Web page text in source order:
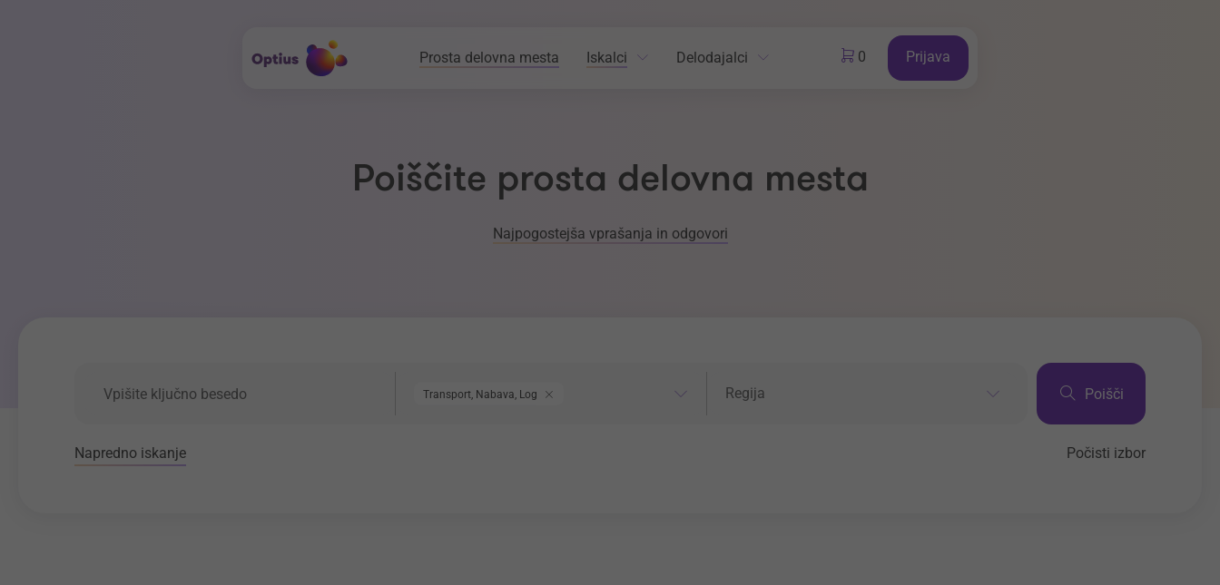
Prosta delovna mesta Iskalci Delodajalci 0 Prijava
Poiščite prosta delovna mesta
Najpogostejša vprašanja in odgovori
Transport, Nabava, Logistika Regija Poišči
Napredno iskanje Počisti izbor